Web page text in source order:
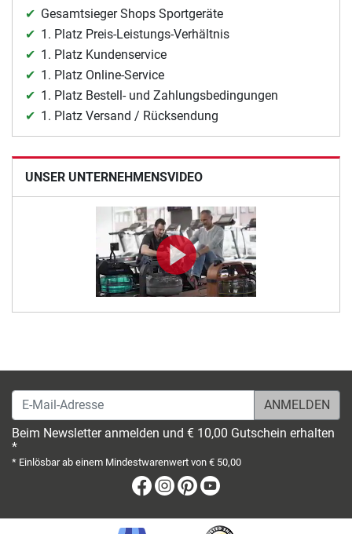
Gesamtsieger Shops Sportgeräte
1. Platz Preis-Leistungs-Verhältnis
1. Platz Kundenservice
1. Platz Online-Service
1. Platz Bestell- und Zahlungsbedingungen
1. Platz Versand / Rücksendung
UNSER UNTERNEHMENSVIDEO
E-Mail-Adresse
Beim Newsletter anmelden und € 10,00 Gutschein erhalten
*
* Einlösbar ab einem Mindestwarenwert von € 50,00
Facebook
Instagram
Pinterest